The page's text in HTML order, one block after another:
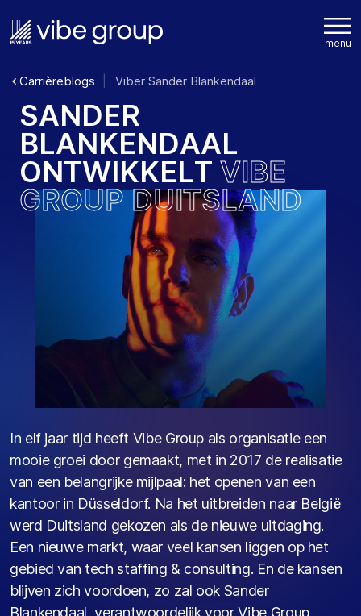
Carrièreblogs Viber Sander Blankendaal
SANDER
BLANKENDAAL
ONTWIKKELT VIBE
GROUP DUITSLAND
In elf jaar tijd heeft Vibe Group als organisatie een
mooie groei door gemaakt, met in 2017 de realisatie
van een belangrijke mijlpaal: het openen van een
kantoor in Düsseldorf. Na het uitbreiden naar België
werd Duitsland gekozen als de nieuwe uitdaging.
Een nieuwe markt, waar veel kansen liggen op het
gebied van tech staffing & consulting. En de kansen
blijven zich voordoen, zo zal ook Sander